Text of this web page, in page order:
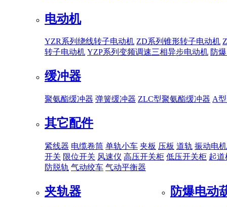
电动机
YZR系列绕线转子电动机 ZD系列锥形转子电动机
转子电动机 YZP系列变频调速三相异步电动机 防
缓冲器
聚氨酯缓冲器 弹簧缓冲器 ZLC型聚氨酯缓冲器 A
其它配件
紧线器 电缆卷筒 单轨小车 夹板 压板 道轨 振动电机
开关 限位开关 风速仪 高压开关柜 低压开关柜 起道
防脱轨 气动绞车 气动平衡器
夹轨器 防爆电动